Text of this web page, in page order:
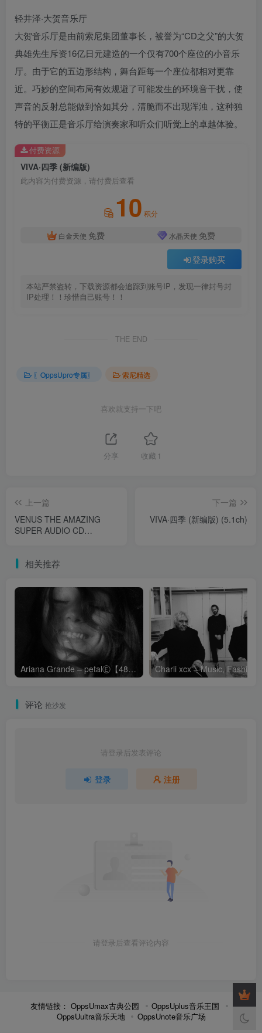
轻井泽·大贺音乐厅
大贺音乐厅是由前索尼集团董事长，被誉为“CD之父”的大贺
典雄先生斥资16亿日元建造的一个仅有700个座位的小音乐
厅。由于它的五边形结构，舞台距每一个座位都相对更靠
近。巧妙的空间布局有效规避了可能发生的环境音干扰，使
声音的反射总能做到恰如其分，清脆而不出现浑浊，这种独
特的平衡正是音乐厅给演奏家和听众们听觉上的卓越体验。
VIVA·四季 (新编版)
此内容为付费资源，请付费后查看
10 积分
白金天使 免费 水晶天使 免费
登录购买
本站严禁盗转，下载资源都会追踪到账号IP，发现一律封号封
IP处理！！珍惜自己账号！！
付费资源
THE END
〖OppsUpro专属〗 索尼精选
喜欢就支持一下吧
分享 收藏 1
上一篇
VENUS THE AMAZING
SUPER AUDIO CD
下一篇
VIVA·四季 (新编版) (5.1ch)
相关推荐
Ariana Grande – petalⒺ【48kHz／24bit】英国区
评论 抢沙发
请登录后发表评论
登录 注册
请登录后查看评论内容
友情链接： OppsUmax古典公园
OppsUplus音乐王国
OppsUultra音乐天地
OppsUnote音乐广场